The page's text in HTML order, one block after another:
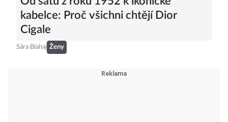
kabelce: Proč všichni chtějí Dior
Cigale
Sára Blahaj Ženy